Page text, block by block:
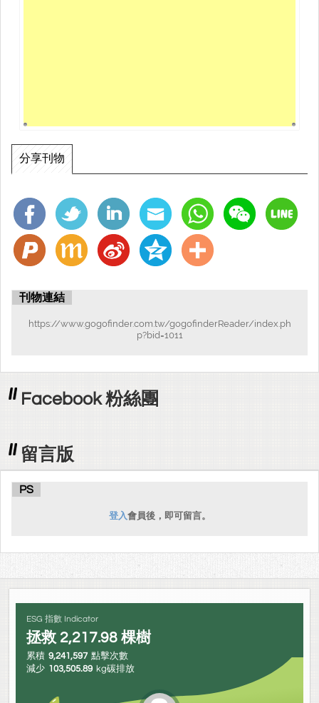
分享刊物
刊物連結
https://www.gogofinder.com.tw/gogofinderReader/index.ph
p?bid=1011
Facebook 粉絲團
留言版
PS
登入會員後，即可留言。
ESG 指數 Indicator
拯救 2,217.98 棵樹
累積 9,241,597 點擊次數
減少 103,505.89 kg碳排放